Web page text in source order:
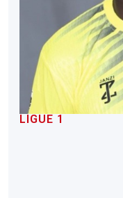
LIGUE 1